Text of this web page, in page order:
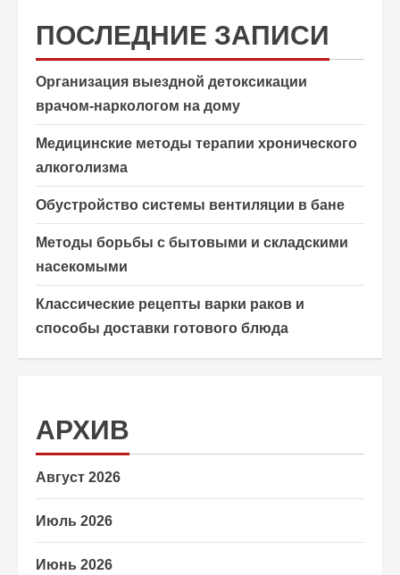
ПОСЛЕДНИЕ ЗАПИСИ
Организация выездной детоксикации
врачом-наркологом на дому
Медицинские методы терапии хронического
алкоголизма
Обустройство системы вентиляции в бане
Методы борьбы с бытовыми и складскими
насекомыми
Классические рецепты варки раков и
способы доставки готового блюда
АРХИВ
Август 2026
Июль 2026
Июнь 2026